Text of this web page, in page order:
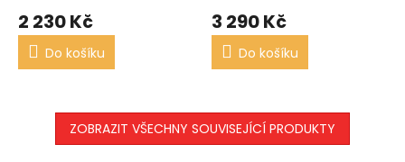
2 230 Kč
Do košíku
3 290 Kč
Do košíku
ZOBRAZIT VŠECHNY SOUVISEJÍCÍ PRODUKTY